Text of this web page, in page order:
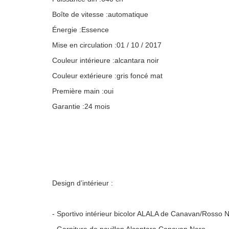
Boîte de vitesse :automatique
Énergie :Essence
Mise en circulation :01 / 10 / 2017
Couleur intérieure :alcantara noir
Couleur extérieure :gris foncé mat
Première main :oui
Garantie :24 mois
Design d’intérieur :
- Sportivo intérieur bicolor ALALA de Canavan/Rosso